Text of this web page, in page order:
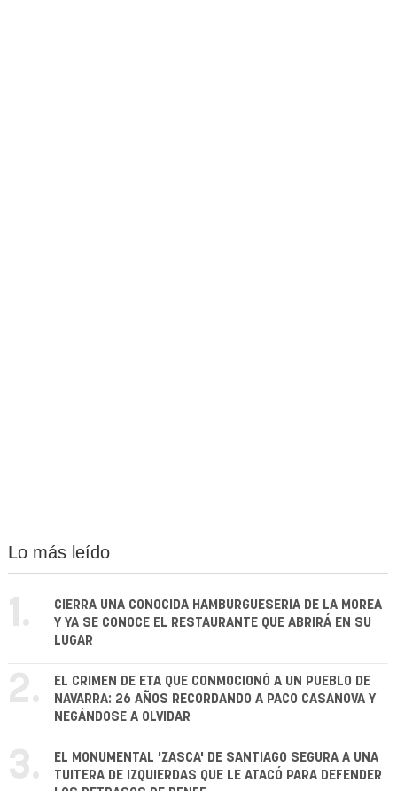
Lo más leído
1.
CIERRA UNA CONOCIDA HAMBURGUESERÍA DE LA MOREA
Y YA SE CONOCE EL RESTAURANTE QUE ABRIRÁ EN SU
LUGAR
2.
EL CRIMEN DE ETA QUE CONMOCIONÓ A UN PUEBLO DE
NAVARRA: 26 AÑOS RECORDANDO A PACO CASANOVA Y
NEGÁNDOSE A OLVIDAR
3.
EL MONUMENTAL 'ZASCA' DE SANTIAGO SEGURA A UNA
TUITERA DE IZQUIERDAS QUE LE ATACÓ PARA DEFENDER